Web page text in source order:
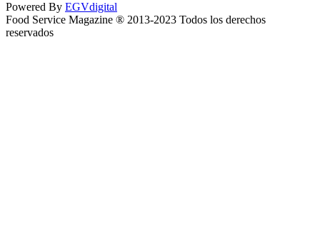
Powered By EGVdigital
Food Service Magazine ® 2013-2023 Todos los derechos
reservados